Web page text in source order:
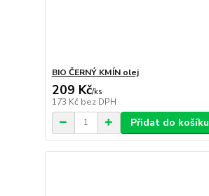
BIO ČERNÝ KMÍN olej
209 Kč/ks
173 Kč bez DPH
Přidat do košíku